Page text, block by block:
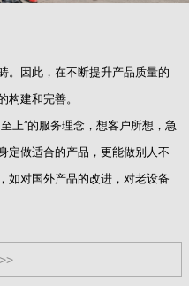
因此，在不断提升产品质量的
构建和完善。
”的服务理念，想客户所想，急
定做适合的产品，更能做别人不
如对国外产品的改进，对老设备